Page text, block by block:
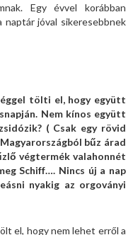
Egy évvel korábban
naptár jóval sikeresebbnek
tölti el, hogy együtt
Nem kínos együtt
( Csak egy rövid
bűz árad
végtermék valahonnét
Schiff…. Nincs új a nap
nyakig az orgoványi
el, hogy nem lehet erről a